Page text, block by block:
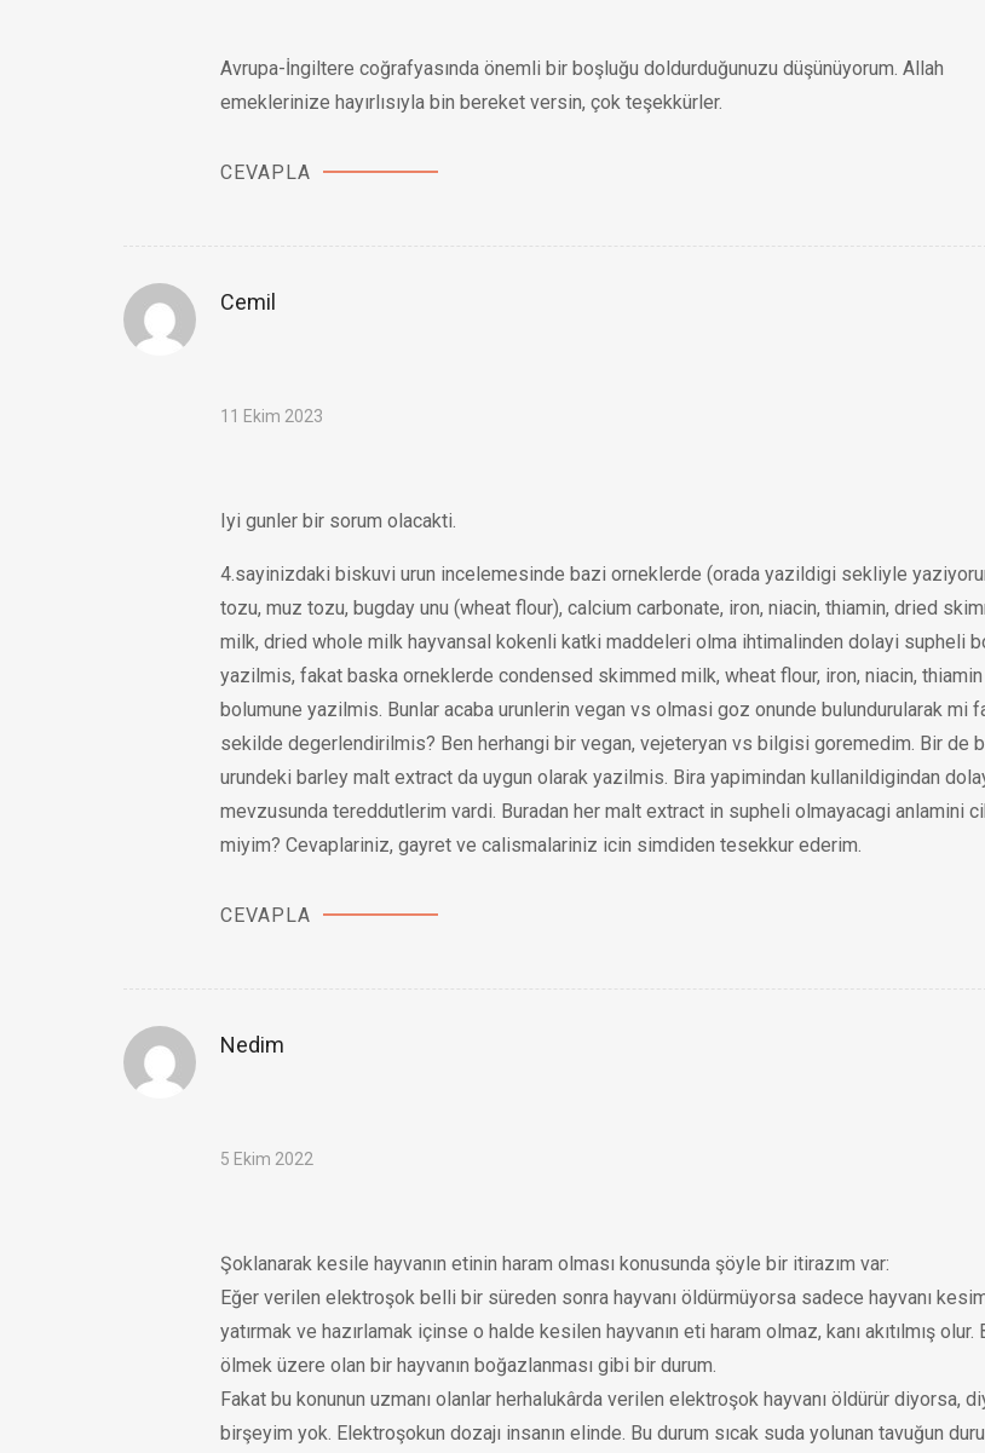
Avrupa-İngiltere coğrafyasında önemli bir boşluğu doldurduğunuzu düşünüyorum. Allah
emeklerinize hayırlısıyla bin bereket versin, çok teşekkürler.
CEVAPLA
Cemil
11 Ekim 2023
Iyi gunler bir sorum olacakti.
4.sayinizdaki biskuvi urun incelemesinde bazi orneklerde (orada yazildigi sekliyle
tozu, muz tozu, bugday unu (wheat flour), calcium carbonate, iron, niacin, thiamin, dried
milk, dried whole milk hayvansal kokenli katki maddeleri olma ihtimalinden dolayi supheli
yazilmis, fakat baska orneklerde condensed skimmed milk, wheat flour, iron, niacin, thiamin
bolumune yazilmis. Bunlar acaba urunlerin vegan vs olmasi goz onunde bulundurularak mi
sekilde degerlendirilmis? Ben herhangi bir vegan, vejeteryan vs bilgisi goremedim. Bir de
urundeki barley malt extract da uygun olarak yazilmis. Bira yapimindan kullanildigindan
mevzusunda tereddutlerim vardi. Buradan her malt extract in supheli olmayacagi anlamini
miyim? Cevaplariniz, gayret ve calismalariniz icin simdiden tesekkur ederim.
CEVAPLA
Nedim
5 Ekim 2022
Şoklanarak kesile hayvanın etinin haram olması konusunda şöyle bir itirazım var:
Eğer verilen elektroşok belli bir süreden sonra hayvanı öldürmüyorsa sadece hayvanı
yatırmak ve hazırlamak içinse o halde kesilen hayvanın eti haram olmaz, kanı akıtılmış olur.
ölmek üzere olan bir hayvanın boğazlanması gibi bir durum.
Fakat bu konunun uzmanı olanlar herhalukârda verilen elektroşok hayvanı öldürür diyorsa,
birşeyim yok. Elektroşokun dozajı insanın elinde. Bu durum sıcak suda yolunan tavuğun